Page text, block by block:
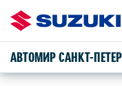
АВТОМИР САНКТ-
АВТОМОБИЛИ